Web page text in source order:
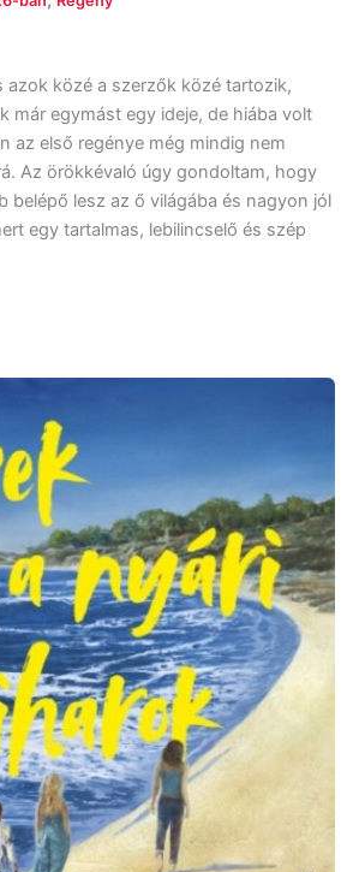
azok közé a szerzők közé tartozik,
már egymást egy ideje, de hiába volt
az első regénye még mindig nem
Az örökkévaló úgy gondoltam, hogy
belépő lesz az ő világába és nagyon jól
egy tartalmas, lebilincselő és szép